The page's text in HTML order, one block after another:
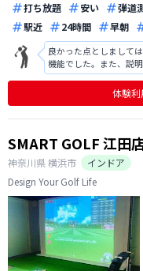
打ち放題 安い 弾道
駅近
24時間 早朝
良かった点としまして
機能でした。また、説
す。改善点としまして
柄かもしれませんが、
練習を行いたい時間帯
体験
SMART GOLF 江田
神奈川県横浜市
インドア
Design Your Golf Life